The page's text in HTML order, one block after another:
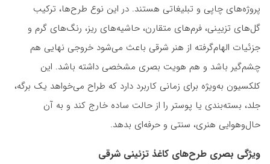
پروژه‌های چاپی و تبلیغاتی هستند. در این نوع طرح‌ها، ترکیب
گل‌های تزیینی، فرم‌های متقارن، حاشیه‌های ریز، رنگ‌های گرم و
جزئیات الهام‌گرفته از هنر شرقی باعث می‌شود خروجی نهایی هم
چشم‌گیر باشد و هم هویت بصری مشخصی داشته باشد. این
کلکسیون به‌ویژه برای زمانی کاربرد دارد که طراح می‌خواهد یک برگه،
جلد، بسته‌بندی یا پوستر را از حالت ساده خارج کند و به آن
حال‌وهوایی هنری، سنتی و حرفه‌ای بدهد.
ویژگی بصری طرح‌های کاغذ تزئینی شرقی